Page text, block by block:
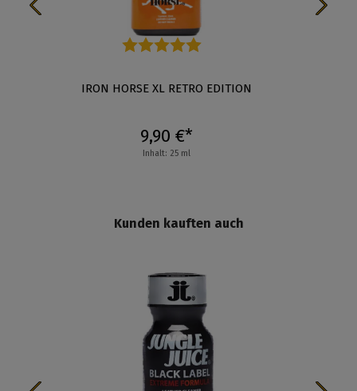
IRON HORSE XL RETRO EDITION
9,90 €*
Inhalt: 25 ml
Kunden kauften auch